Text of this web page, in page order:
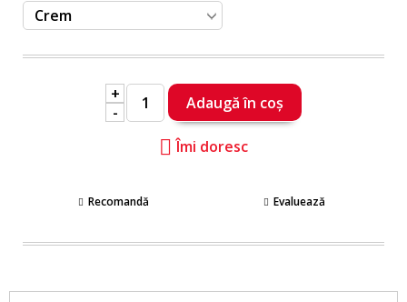
+
-
Îmi doresc
Recomandă Evaluează